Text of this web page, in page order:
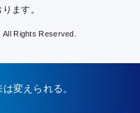
ます。
Rights Reserved.
変えられる。